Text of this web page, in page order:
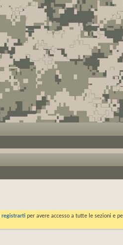
registrarti per avere accesso a tutte le sezioni e